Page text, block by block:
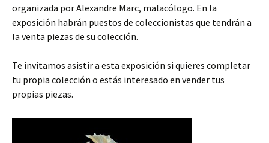
organizada por Alexandre Marc, malacólogo. En la
exposición habrán puestos de coleccionistas que tendrán a
la venta piezas de su colección.
Te invitamos asistir a esta exposición si quieres completar
tu propia colección o estás interesado en vender tus
propias piezas.